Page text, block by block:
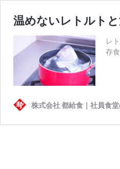
温めないレトルト
レ
存
株式会社 都給食｜社員食